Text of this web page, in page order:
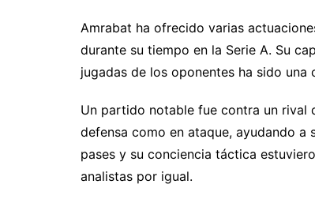
Amrabat ha ofrecido varias
durante su tiempo en la Serie A. Su
jugadas de los oponentes ha sido
Un partido notable fue contra un rival
defensa como en ataque, ayudando a
pases y su conciencia táctica
analistas por igual.